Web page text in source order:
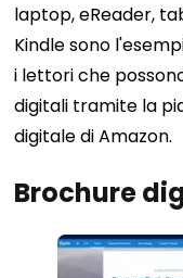
laptop, eReader,
Kindle sono
i lettori che
digitali tramite la
digitale di Amazon.
Brochure